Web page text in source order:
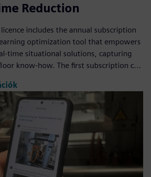
Reduction
includes the annual subscription
optimization tool that empowers
time situational solutions, capturing
know-how. The first subscription c...